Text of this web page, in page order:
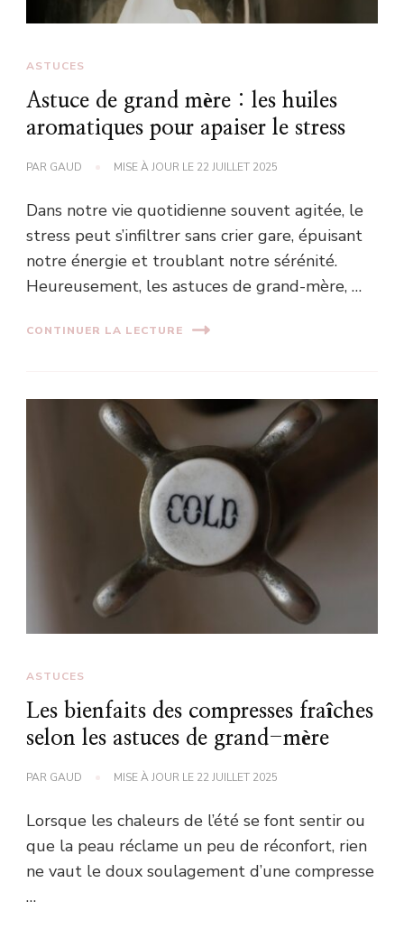
ASTUCES
Astuce de grand mère : les huiles
aromatiques pour apaiser le stress
PAR GAUD MISE À JOUR LE 22 JUILLET 2025
Dans notre vie quotidienne souvent agitée, le
stress peut s’infiltrer sans crier gare, épuisant
notre énergie et troublant notre sérénité.
Heureusement, les astuces de grand-mère, …
CONTINUER LA LECTURE
ASTUCES
Les bienfaits des compresses fraîches
selon les astuces de grand-mère
PAR GAUD MISE À JOUR LE 22 JUILLET 2025
Lorsque les chaleurs de l’été se font sentir ou
que la peau réclame un peu de réconfort, rien
ne vaut le doux soulagement d’une compresse
…